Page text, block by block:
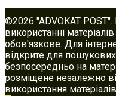
©2026 "ADVOKAT
використанні
обов'язкове. Для
відкрите для
безпосередньо на
розміщене незалежно
використання